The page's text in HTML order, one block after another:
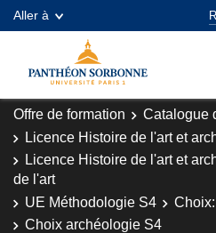
Aller à
Offre de formation Catalogue
Licence Histoire de l'art et
Licence Histoire de l'art et
de l'art
UE Méthodologie S4
Choix archéologie S4